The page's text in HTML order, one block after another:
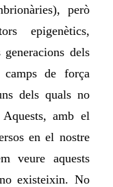
però
epigenètics,
dels
camps de força
dels quals no
amb el
en el nostre
veure aquests
existeixin. No